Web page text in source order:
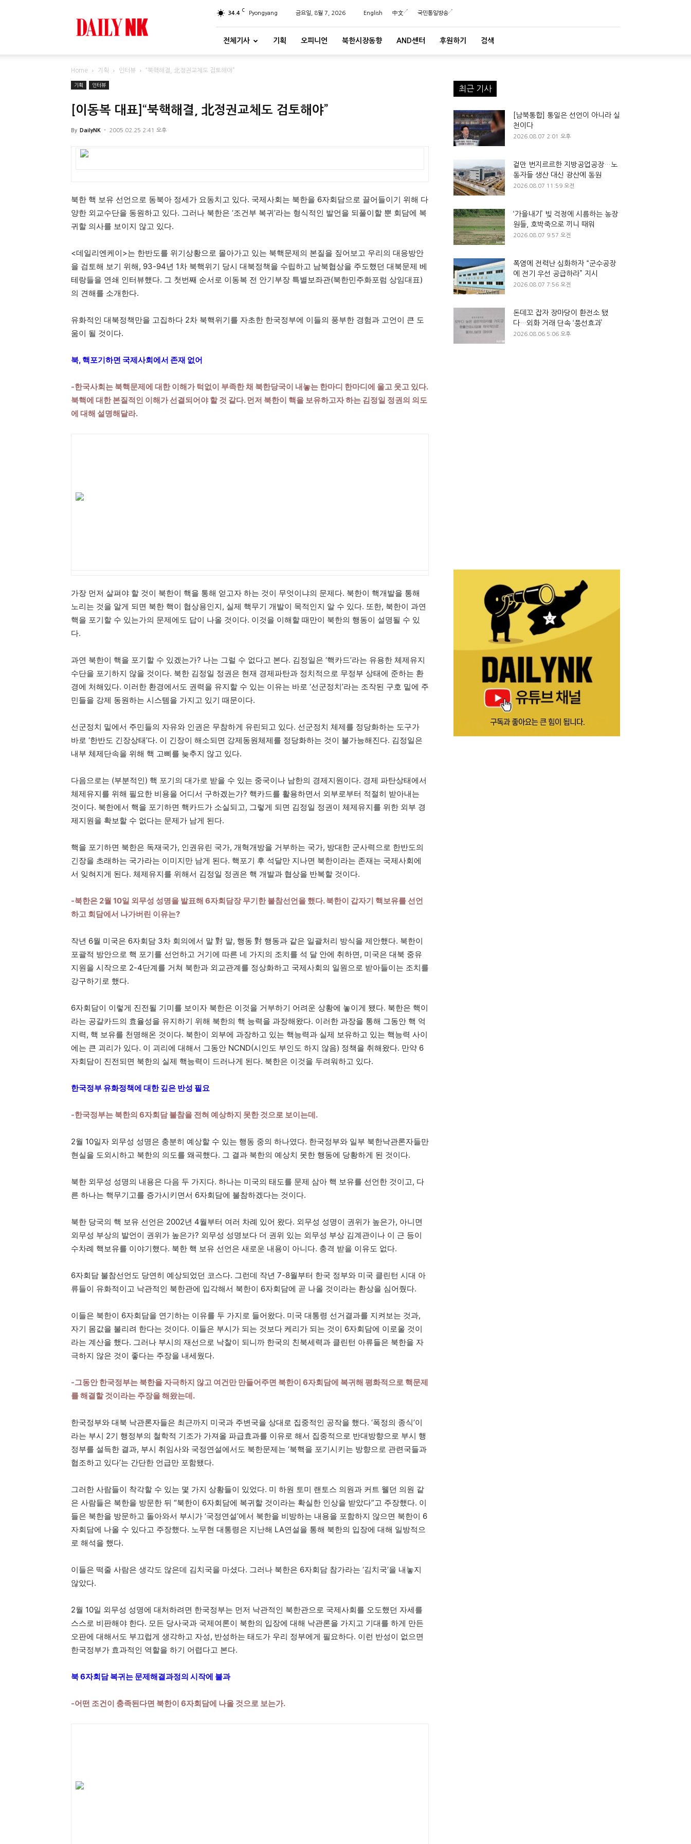
34.4 C Pyongyang 금요일, 8월 7, 2026 English 中文 국민통일방송
전체기사 기획 오피니언 북한시장동향 AND센터 후원하기 검색
Home 기획 인터뷰 “북핵해결, 北정권교체도 검토해야”
기획 인터뷰
[이동복 대표]“북핵해결, 北정권교체도 검토해야”
By DailyNK - 2005.02.25 2:41 오후
북한 핵 보유 선언으로 동북아 정세가 요동치고 있다. 국제사회는 북한을 6자회담으로 끌어들이기 위해 다
양한 외교수단을 동원하고 있다. 그러나 북한은 ‘조건부 복귀’라는 형식적인 발언을 되풀이할 뿐 회담에 복
귀할 의사를 보이지 않고 있다.
<데일리엔케이>는 한반도를 위기상황으로 몰아가고 있는 북핵문제의 본질을 짚어보고 우리의 대응방안
을 검토해 보기 위해, 93-94년 1차 북핵위기 당시 대북정책을 수립하고 남북협상을 주도했던 대북문제 베
테랑들을 연쇄 인터뷰했다. 그 첫번째 순서로 이동복 전 안기부장 특별보좌관(북한민주화포럼 상임대표)
의 견해를 소개한다.
유화적인 대북정책만을 고집하다 2차 북핵위기를 자초한 한국정부에 이들의 풍부한 경험과 고언이 큰 도
움이 될 것이다.
북, 핵포기하면 국제사회에서 존재 없어
-한국사회는 북핵문제에 대한 이해가 턱없이 부족한 채 북한당국이 내놓는 한마디 한마디에 울고 웃고 있다.
북핵에 대한 본질적인 이해가 선결되어야 할 것 같다. 먼저 북한이 핵을 보유하고자 하는 김정일 정권의 의도
에 대해 설명해달라.
가장 먼저 살펴야 할 것이 북한이 핵을 통해 얻고자 하는 것이 무엇이냐의 문제다. 북한이 핵개발을 통해
노리는 것을 알게 되면 북한 핵이 협상용인지, 실제 핵무기 개발이 목적인지 알 수 있다. 또한, 북한이 과연
핵을 포기할 수 있는가의 문제에도 답이 나올 것이다. 이것을 이해할 때만이 북한의 행동이 설명될 수 있
다.
과연 북한이 핵을 포기할 수 있겠는가? 나는 그럴 수 없다고 본다. 김정일은 ‘핵카드’라는 유용한 체제유지
수단을 포기하지 않을 것이다. 북한 김정일 정권은 현재 경제파탄과 정치적으로 무정부 상태에 준하는 환
경에 처해있다. 이러한 환경에서도 권력을 유지할 수 있는 이유는 바로 ‘선군정치’라는 조작된 구호 밑에 주
민들을 강제 동원하는 시스템을 가지고 있기 때문이다.
선군정치 밑에서 주민들의 자유와 인권은 무참하게 유린되고 있다. 선군정치 체제를 정당화하는 도구가
바로 ‘한반도 긴장상태’다. 이 긴장이 해소되면 강제동원체제를 정당화하는 것이 불가능해진다. 김정일은
내부 체제단속을 위해 핵 고삐를 늦추지 않고 있다.
다음으로는 (부분적인) 핵 포기의 대가로 받을 수 있는 중국이나 남한의 경제지원이다. 경제 파탄상태에서
체제유지를 위해 필요한 비용을 어디서 구하겠는가? 핵카드를 활용하면서 외부로부터 적절히 받아내는
것이다. 북한에서 핵을 포기하면 핵카드가 소실되고, 그렇게 되면 김정일 정권이 체제유지를 위한 외부 경
제지원을 확보할 수 없다는 문제가 남게 된다.
핵을 포기하면 북한은 독재국가, 인권유린 국가, 개혁개방을 거부하는 국가, 방대한 군사력으로 한반도의
긴장을 초래하는 국가라는 이미지만 남게 된다. 핵포기 후 석달만 지나면 북한이라는 존재는 국제사회에
서 잊혀지게 된다. 체제유지를 위해서 김정일 정권은 핵 개발과 협상을 반복할 것이다.
-북한은 2월 10일 외무성 성명을 발표해 6자회담장 무기한 불참선언을 했다. 북한이 갑자기 핵보유를 선언
하고 회담에서 나가버린 이유는?
작년 6월 미국은 6자회담 3차 회의에서 말 對 말, 행동 對 행동과 같은 일괄처리 방식을 제안했다. 북한이
포괄적 방안으로 핵 포기를 선언하고 거기에 따른 네 가지의 조치를 석 달 안에 취하면, 미국은 대북 중유
지원을 시작으로 2-4단계를 거쳐 북한과 외교관계를 정상화하고 국제사회의 일원으로 받아들이는 조치를
강구하기로 했다.
6자회담이 이렇게 진전될 기미를 보이자 북한은 이것을 거부하기 어려운 상황에 놓이게 됐다. 북한은 핵이
라는 공갈카드의 효율성을 유지하기 위해 북한의 핵 능력을 과장해왔다. 이러한 과장을 통해 그동안 핵 억
지력, 핵 보유를 천명해온 것이다. 북한이 외부에 과장하고 있는 핵능력과 실제 보유하고 있는 핵능력 사이
에는 큰 괴리가 있다. 이 괴리에 대해서 그동안 NCND(시인도 부인도 하지 않음) 정책을 취해왔다. 만약 6
자회담이 진전되면 북한의 실제 핵능력이 드러나게 된다. 북한은 이것을 두려워하고 있다.
한국정부 유화정책에 대한 깊은 반성 필요
-한국정부는 북한의 6자회담 불참을 전혀 예상하지 못한 것으로 보이는데.
2월 10일자 외무성 성명은 충분히 예상할 수 있는 행동 중의 하나였다. 한국정부와 일부 북한낙관론자들만
현실을 도외시하고 북한의 의도를 왜곡했다. 그 결과 북한의 예상치 못한 행동에 당황하게 된 것이다.
북한 외무성 성명의 내용은 다음 두 가지다. 하나는 미국의 태도를 문제 삼아 핵 보유를 선언한 것이고, 다
른 하나는 핵무기고를 증가시키면서 6자회담에 불참하겠다는 것이다.
북한 당국의 핵 보유 선언은 2002년 4월부터 여러 차례 있어 왔다. 외무성 성명이 권위가 높은가, 아니면
외무성 부상의 발언이 권위가 높은가? 외무성 성명보다 더 권위 있는 외무성 부상 김계관이나 이 근 등이
수차례 핵보유를 이야기했다. 북한 핵 보유 선언은 새로운 내용이 아니다. 충격 받을 이유도 없다.
6자회담 불참선언도 당연히 예상되었던 코스다. 그런데 작년 7-8월부터 한국 정부와 미국 클린턴 시대 아
류들이 유화적이고 낙관적인 북한관에 입각해서 북한이 6자회담에 곧 나올 것이라는 환상을 심어줬다.
이들은 북한이 6자회담을 연기하는 이유를 두 가지로 들어왔다. 미국 대통령 선거결과를 지켜보는 것과,
자기 몸값을 불리려 한다는 것이다. 이들은 부시가 되는 것보다 케리가 되는 것이 6자회담에 이로울 것이
라는 계산을 했다. 그러나 부시의 재선으로 낙찰이 되니까 한국의 친북세력과 클린턴 아류들은 북한을 자
극하지 않은 것이 좋다는 주장을 내세웠다.
-그동안 한국정부는 북한을 자극하지 않고 여건만 만들어주면 북한이 6자회담에 복귀해 평화적으로 핵문제
를 해결할 것이라는 주장을 해왔는데.
한국정부와 대북 낙관론자들은 최근까지 미국과 주변국을 상대로 집중적인 공작을 했다. ‘폭정의 종식’이
라는 부시 2기 행정부의 철학적 기조가 가져올 파급효과를 이유로 해서 집중적으로 반대방향으로 부시 행
정부를 설득한 결과, 부시 취임사와 국정연설에서도 북한문제는 ‘북핵을 포기시키는 방향으로 관련국들과
협조하고 있다’는 간단한 언급만 포함됐다.
그러한 사람들이 착각할 수 있는 몇 가지 상황들이 있었다. 미 하원 토미 랜토스 의원과 커트 웰던 의원 같
은 사람들은 북한을 방문한 뒤 “북한이 6자회담에 복귀할 것이라는 확실한 인상을 받았다”고 주장했다. 이
들은 북한을 방문하고 돌아와서 부시가 ‘국정연설’에서 북한을 비방하는 내용을 포함하지 않으면 북한이 6
자회담에 나올 수 있다고 주장했다. 노무현 대통령은 지난해 LA연설을 통해 북한의 입장에 대해 일방적으
로 해석을 했다.
이들은 떡줄 사람은 생각도 않은데 김치국을 마셨다. 그러나 북한은 6자회담 참가라는 ‘김치국’을 내놓지
않았다.
2월 10일 외무성 성명에 대처하려면 한국정부는 먼저 낙관적인 북한관으로 국제사회를 오도했던 자세를
스스로 비판해야 한다. 모든 당사국과 국제여론이 북한의 입장에 대해 낙관론을 가지고 기대를 하게 만든
오판에 대해서도 부끄럽게 생각하고 자성, 반성하는 태도가 우리 정부에게 필요하다. 이런 반성이 없으면
한국정부가 효과적인 역할을 하기 어렵다고 본다.
북 6자회담 복귀는 문제해결과정의 시작에 불과
-어떤 조건이 충족된다면 북한이 6자회담에 나올 것으로 보는가.
최근 기사
[남북통합] 통일은 선언이 아니라 실
천이다
2026.08.07 2:01 오후
겉만 번지르르한 지방공업공장…노
동자들 생산 대신 광산에 동원
2026.08.07 11:59 오전
‘가을내기’ 빚 걱정에 시름하는 농장
원들, 호박죽으로 끼니 때워
2026.08.07 9:57 오전
폭염에 전력난 심화하자 “군수공장
에 전기 우선 공급하라” 지시
2026.08.07 7:56 오전
돈데꼬 잡자 장마당이 환전소 됐
다…외화 거래 단속 ‘풍선효과’
2026.08.06 5:06 오후